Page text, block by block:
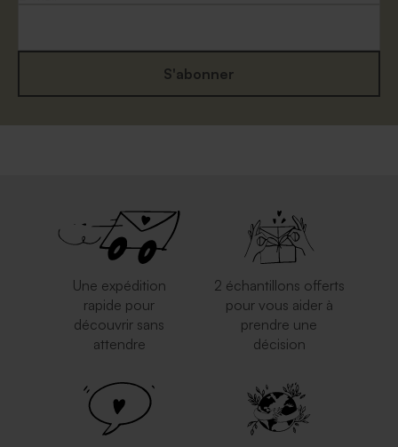
S'abonner
Une expédition
rapide pour
découvrir sans
attendre
2 échantillons offerts
pour vous aider à
prendre une
décision